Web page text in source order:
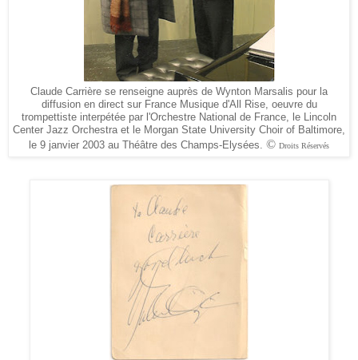
Claude Carrière se renseigne auprès de Wynton Marsalis pour la
diffusion en direct sur France Musique d'All Rise, oeuvre du
trompettiste interpétée par l'Orchestre National de France, le Lincoln
Center Jazz Orchestra et le Morgan State University Choir of Baltimore,
le 9 janvier 2003 au Théâtre des Champs-Elysées. © Droits Réservés